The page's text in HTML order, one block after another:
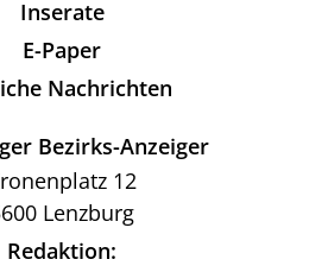
Inserate
E-Paper
Nachrichten
Bezirks-Anzeiger
12
Lenzburg
Redaktion: